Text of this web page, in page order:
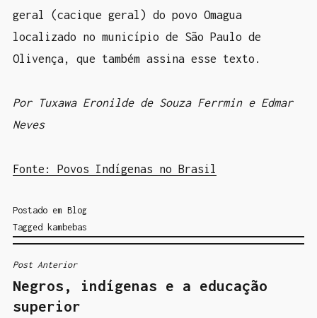
geral (cacique geral) do povo Omagua
localizado no município de São Paulo de
Olivença, que também assina esse texto.
Por Tuxawa Eronilde de Souza Ferrmin e Edmar
Neves
Fonte: Povos Indígenas no Brasil
Postado em Blog
Tagged
kambebas
N
A
V
Post Anterior
Negros, indígenas e a educação
superior